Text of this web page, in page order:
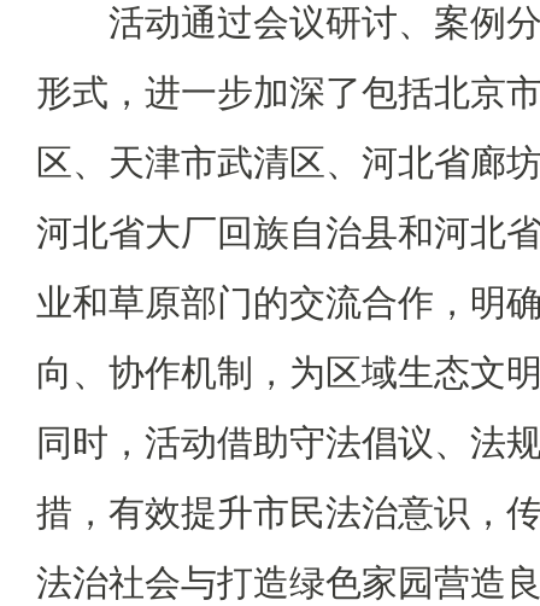
活动通过会议研讨、案例
形式，进一步加深了包括北京
区、天津市武清区、河北省廊
河北省大厂回族自治县和河北
业和草原部门的交流合作，明
向、协作机制，为区域生态文
同时，活动借助守法倡议、法
措，有效提升市民法治意识，
法治社会与打造绿色家园营造